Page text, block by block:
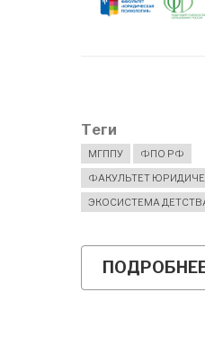
Теги
МГППУ
ФПО РФ
ФАКУЛЬТЕТ
ЭКОСИСТЕМА